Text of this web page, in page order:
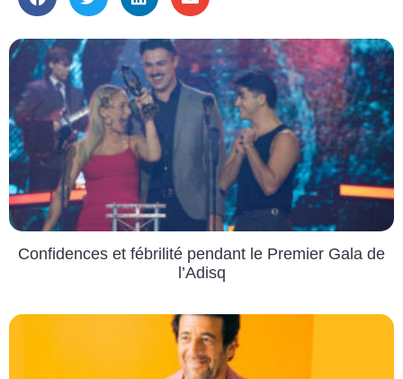
Confidences et fébrilité pendant le Premier Gala de
l’Adisq